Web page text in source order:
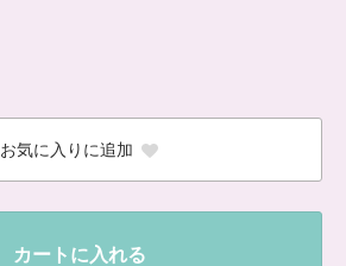
お気に入りに追加
カートに入れる